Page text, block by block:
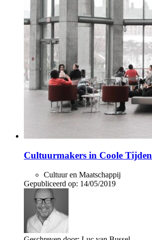
Cultuurmakers in Coole Tijden
Cultuur en Maatschappij
Gepubliceerd op: 14/05/2019